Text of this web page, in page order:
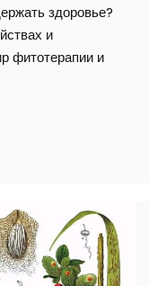
здоровье?
и
фитотерапии и